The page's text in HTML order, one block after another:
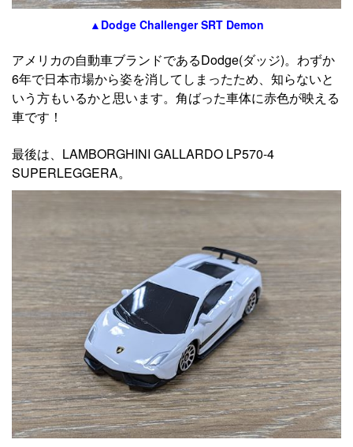
▲Dodge Challenger SRT Demon
アメリカの自動車ブランドであるDodge(ダッジ)。わずか
6年で日本市場から姿を消してしまったため、知らないと
いう方もいるかと思います。角ばった車体に赤色が映える
車です！
最後は、LAMBORGHINI GALLARDO LP570-4
SUPERLEGGERA。